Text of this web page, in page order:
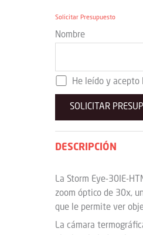
Solicitar Presupuesto
Nombre
He leído y acepto
Por favor, deja este
Por favor, deja este
DESCRIPCIÓN
La Storm Eye-30IE-
zoom óptico de 30x,
que le permite ver
La cámara